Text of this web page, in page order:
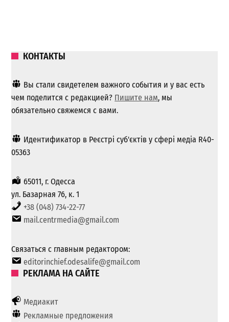
КОНТАКТЫ
Вы стали свидетелем важного события и у вас есть
чем поделится с редакцией? Пишите нам, мы
обязательно свяжемся с вами.
Идентификатор в Реєстрі суб'єктів у сфері медіа R40-
05363
65011, г. Одесса
ул. Базарная 76, к. 1
+38 (048) 734-22-77
mail.centrmedia@gmail.com
Связаться с главным редактором:
editorinchief.odesalife@gmail.com
РЕКЛАМА НА САЙТЕ
Медиакит
Рекламные предложения